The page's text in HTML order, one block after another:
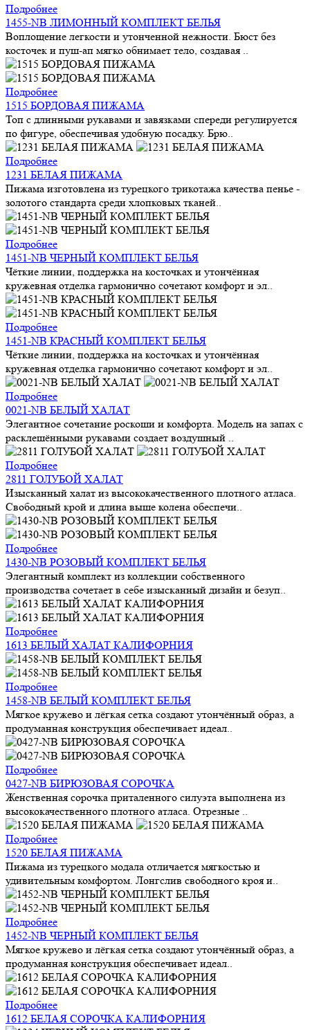
Подробнее
1455-NB ЛИМОННЫЙ КОМПЛЕКТ БЕЛЬЯ
Воплощение легкости и утонченной нежности. Бюст без
косточек и пуш-ап мягко обнимает тело, создавая ..
Подробнее
1515 БОРДОВАЯ ПИЖАМА
Топ с длинными рукавами и завязками спереди регулируется
по фигуре, обеспечивая удобную посадку. Брю..
Подробнее
1231 БЕЛАЯ ПИЖАМА
Пижама изготовлена из турецкого трикотажа качества пенье -
золотого стандарта среди хлопковых тканей..
Подробнее
1451-NB ЧЕРНЫЙ КОМПЛЕКТ БЕЛЬЯ
Чёткие линии, поддержка на косточках и утончённая
кружевная отделка гармонично сочетают комфорт и эл..
Подробнее
1451-NB КРАСНЫЙ КОМПЛЕКТ БЕЛЬЯ
Чёткие линии, поддержка на косточках и утончённая
кружевная отделка гармонично сочетают комфорт и эл..
Подробнее
0021-NB БЕЛЫЙ ХАЛАТ
Элегантное сочетание роскоши и комфорта. Модель на запах с
расклешёнными рукавами создает воздушный ..
Подробнее
2811 ГОЛУБОЙ ХАЛАТ
Изысканный халат из высококачественного плотного атласа.
Свободный крой и длина выше колена обеспечи..
Подробнее
1430-NB РОЗОВЫЙ КОМПЛЕКТ БЕЛЬЯ
Элегантный комплект из коллекции собственного
производства сочетает в себе изысканный дизайн и безуп..
Подробнее
1613 БЕЛЫЙ ХАЛАТ КАЛИФОРНИЯ
Подробнее
1458-NB БЕЛЫЙ КОМПЛЕКТ БЕЛЬЯ
Мягкое кружево и лёгкая сетка создают утончённый образ, а
продуманная конструкция обеспечивает идеал..
Подробнее
0427-NB БИРЮЗОВАЯ СОРОЧКА
Женственная сорочка приталенного силуэта выполнена из
высококачественного плотного атласа. Отрезные ..
Подробнее
1520 БЕЛАЯ ПИЖАМА
Пижама из турецкого модала отличается мягкостью и
удивительным комфортом. Лонгслив свободного кроя и..
Подробнее
1452-NB ЧЕРНЫЙ КОМПЛЕКТ БЕЛЬЯ
Мягкое кружево и лёгкая сетка создают утончённый образ, а
продуманная конструкция обеспечивает идеал..
Подробнее
1612 БЕЛАЯ СОРОЧКА КАЛИФОРНИЯ